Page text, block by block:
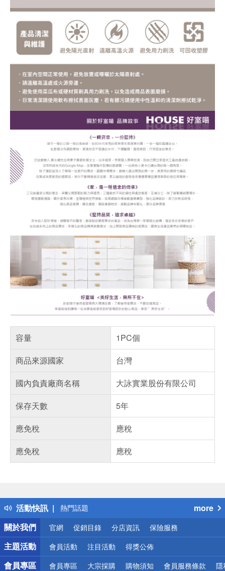
容量
1PC個
商品來源國家
台灣
國內負責廠商名稱
大詠實業股份有限公司
保存天數
5年
應免稅
應稅
應免稅
應稅
活動快訊
偏遠地區配送
熱門話題
銀行優惠
偏遠地區配送
詐騙網頁！請小心！
more
關於我們
官網 促銷目錄 分店資訊 保險服務
主題活動 會員活動 注目活動 得獎公佈
會員專區 會員專區 大宗採購 購物須知 會員服務條款 隱